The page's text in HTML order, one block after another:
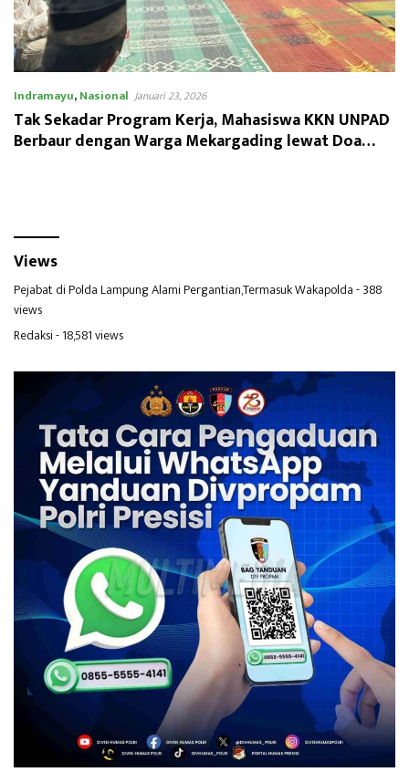
Indramayu,Nasional Januari 23, 2026
Tak Sekadar Program Kerja, Mahasiswa KKN UNPAD
Berbaur dengan Warga Mekargading lewat Doa
Views
Pejabat di Polda Lampung Alami Pergantian,Termasuk Wakapolda- 388
views
Redaksi- 18,581 views